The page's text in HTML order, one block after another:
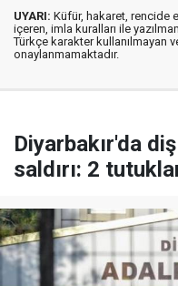
UYARI: Küfür, hakaret, rencide
içeren, imla kuralları ile
Türkçe karakter kullanılmayan
onaylanmamaktadır.
Diyarbakır'da
saldırı: 2